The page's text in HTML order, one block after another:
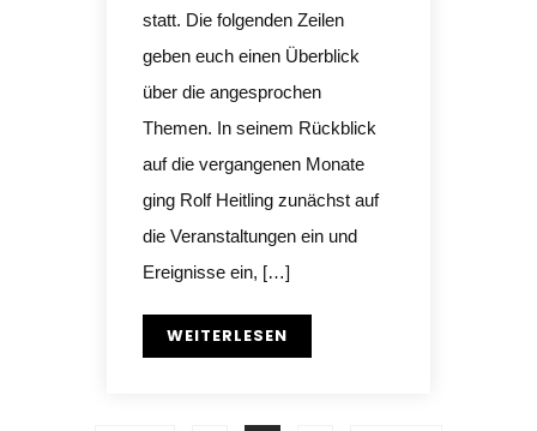
statt. Die folgenden Zeilen
geben euch einen Überblick
über die angesprochen
Themen. In seinem Rückblick
auf die vergangenen Monate
ging Rolf Heitling zunächst auf
die Veranstaltungen ein und
Ereignisse ein, […]
WEITERLESEN